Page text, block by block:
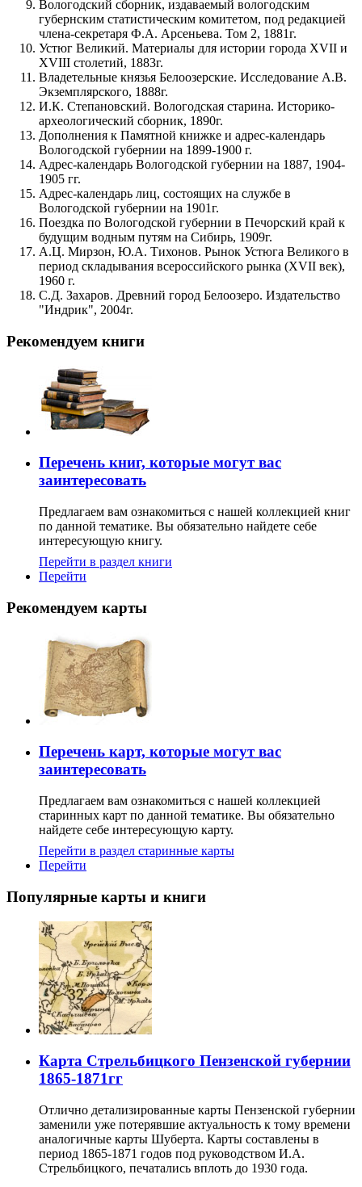
Вологодский сборник, издаваемый вологодским
губернским статистическим комитетом, под редакцией
члена-секретаря Ф.А. Арсеньева. Том 2, 1881г.
Устюг Великий. Материалы для истории города XVII и
XVIII столетий, 1883г.
Владетельные князья Белоозерские. Исследование А.В.
Экземплярского, 1888г.
И.К. Степановский. Вологодская старина. Историко-
археологический сборник, 1890г.
Дополнения к Памятной книжке и адрес-календарь
Вологодской губернии на 1899-1900 г.
Адрес-календарь Вологодской губернии на 1887, 1904-
1905 гг.
Адрес-календарь лиц, состоящих на службе в
Вологодской губернии на 1901г.
Поездка по Вологодской губернии в Печорский край к
будущим водным путям на Сибирь, 1909г.
А.Ц. Мирзон, Ю.А. Тихонов. Рынок Устюга Великого в
период складывания всероссийского рынка (XVII век),
1960 г.
С.Д. Захаров. Древний город Белоозеро. Издательство
"Индрик", 2004г.
Рекомендуем книги
Перечень книг, которые могут вас
заинтересовать
Предлагаем вам ознакомиться с нашей коллекцией книг
по данной тематике. Вы обязательно найдете себе
интересующую книгу.
Перейти в раздел книги
Перейти
Рекомендуем карты
Перечень карт, которые могут вас
заинтересовать
Предлагаем вам ознакомиться с нашей коллекцией
старинных карт по данной тематике. Вы обязательно
найдете себе интересующую карту.
Перейти в раздел старинные карты
Перейти
Популярные карты и книги
Карта Стрельбицкого Пензенской губернии
1865-1871гг
Отлично детализированные карты Пензенской губернии
заменили уже потерявшие актуальность к тому времени
аналогичные карты Шуберта. Карты составлены в
период 1865-1871 годов под руководством И.А.
Стрельбицкого, печатались вплоть до 1930 года.